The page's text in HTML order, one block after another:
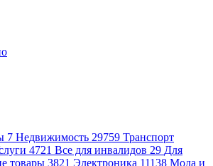
7 Недвижимость 29759 Транспорт
4721 Все для инвалидов 29 Для
товары 3821 Электроника 11138 Мода и